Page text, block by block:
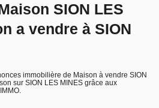
SION LES
a vendre à SION
immobilière de Maison à vendre SION
sur SION LES MINES grâce aux